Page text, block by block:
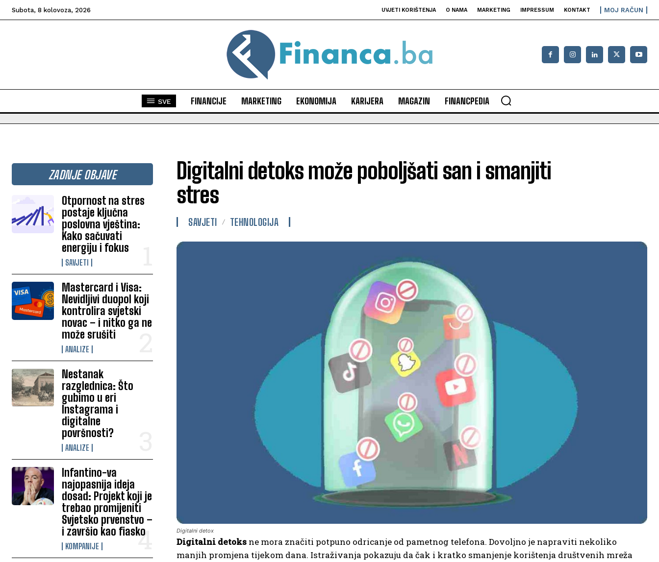
Subota, 8 kolovoza, 2026 UVJETI KORIŠTENJA O NAMA MARKETING IMPRESSUM KONTAKT MOJ RAČUN
SVE FINANCIJE MARKETING EKONOMIJA KARIJERA MAGAZIN FINANCPEDIA
ZADNJE OBJAVE
Otpornost na stres
postaje ključna
poslovna vještina:
Kako sačuvati
energiju i fokus
SAVJETI
Mastercard i Visa:
Nevidljivi duopol koji
kontrolira svjetski
novac – i nitko ga ne
može srušiti
ANALIZE
Nestanak
razglednica: Što
gubimo u eri
Instagrama i
digitalne
površnosti?
ANALIZE
Infantino-va
najopasnija ideja
dosad: Projekt koji je
trebao promijeniti
Svjetsko prvenstvo –
i završio kao fiasko
KOMPANIJE
Digitalni detoks može poboljšati san i smanjiti
stres
SAVJETI TEHNOLOGIJA
Digitalni detox
Digitalni detoks ne mora značiti potpuno odricanje od pametnog telefona. Dovoljno je napraviti nekoliko
manjih promjena tijekom dana. Istraživanja pokazuju da čak i kratko smanjenje korištenja društvenih mreža